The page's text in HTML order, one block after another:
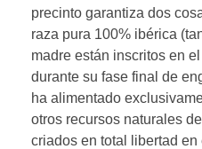
precinto garantiza dos
raza pura 100% ibérica
madre están inscritos en
durante su fase final de
ha alimentado
otros recursos naturales
criados en total libertad